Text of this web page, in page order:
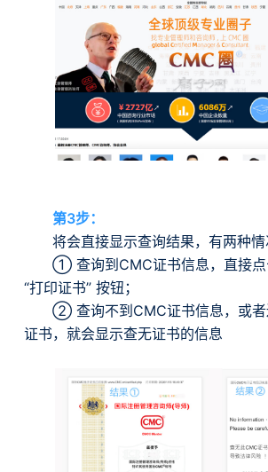
第3步：
将会直接显示查询结果，有两种情
① 查询到CMC证书信息，直接点
“打印证书” 按钮；
② 查询不到CMC证书信息，或者
证书，就会显示查无证书的信息